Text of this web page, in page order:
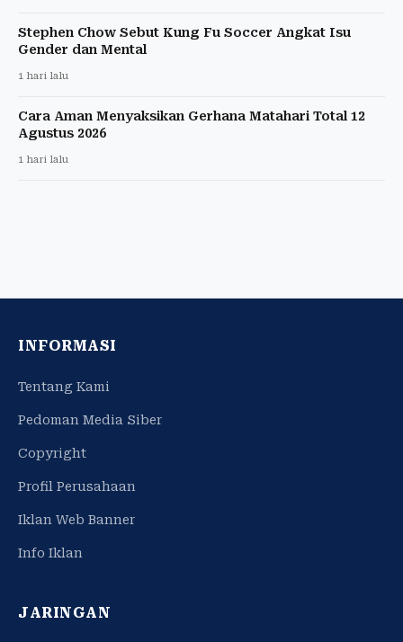
Stephen Chow Sebut Kung Fu Soccer Angkat Isu
Gender dan Mental
1 hari lalu
Cara Aman Menyaksikan Gerhana Matahari Total 12
Agustus 2026
1 hari lalu
INFORMASI
Tentang Kami
Pedoman Media Siber
Copyright
Profil Perusahaan
Iklan Web Banner
Info Iklan
JARINGAN